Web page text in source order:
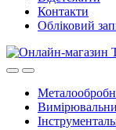
Контакти
Обліковий